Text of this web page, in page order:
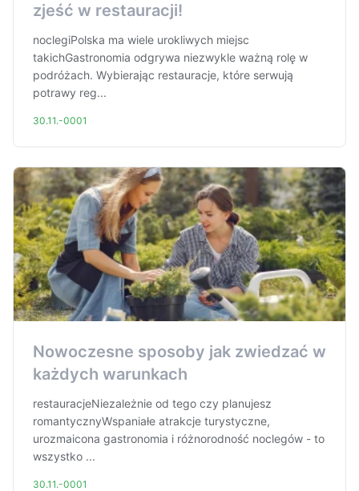
zjeść w restauracji!
noclegiPolska ma wiele urokliwych miejsc
takichGastronomia odgrywa niezwykle ważną rolę w
podróżach. Wybierając restauracje, które serwują
potrawy reg...
30.11.-0001
Nowoczesne sposoby jak zwiedzać w
każdych warunkach
restauracjeNiezależnie od tego czy planujesz
romantycznyWspaniałe atrakcje turystyczne,
urozmaicona gastronomia i różnorodność noclegów - to
wszystko ...
30.11.-0001